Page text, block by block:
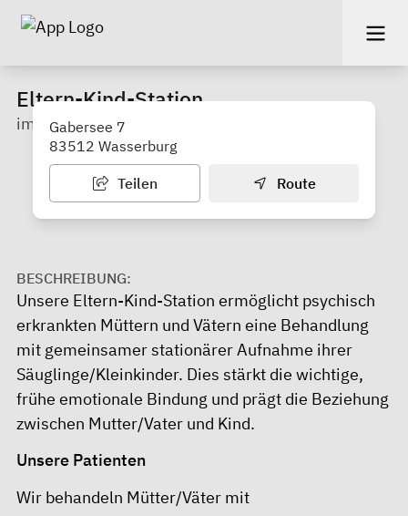
Eltern-Kind-Station
im Inn-Salzach-Klinikum
Gabersee 7
83512 Wasserburg
Teilen Route
BESCHREIBUNG:
Unsere Eltern-Kind-Station ermöglicht psychisch
erkrankten Müttern und Vätern eine Behandlung
mit gemeinsamer stationärer Aufnahme ihrer
Säuglinge/Kleinkinder. Dies stärkt die wichtige,
frühe emotionale Bindung und prägt die Beziehung
zwischen Mutter/Vater und Kind.
Unsere Patienten
Wir behandeln Mütter/Väter mit